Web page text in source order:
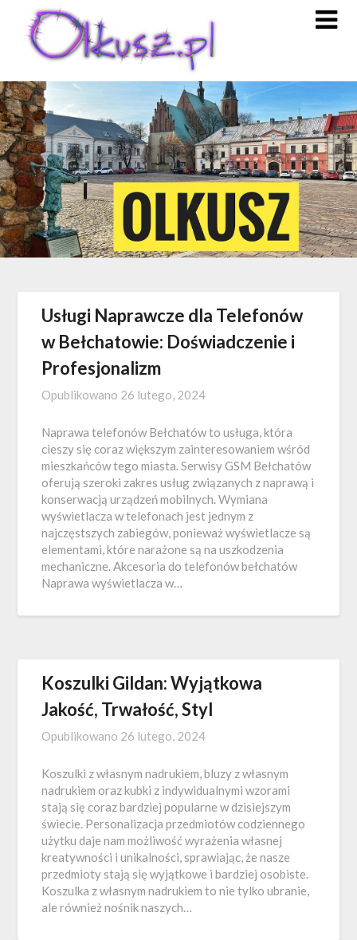
content
Usługi Naprawcze dla Telefonów
w Bełchatowie: Doświadczenie i
Profesjonalizm
Opublikowano 26 lutego, 2024
Naprawa telefonów Bełchatów to usługa, która
cieszy się coraz większym zainteresowaniem wśród
mieszkańców tego miasta. Serwisy GSM Bełchatów
oferują szeroki zakres usług związanych z naprawą i
konserwacją urządzeń mobilnych. Wymiana
wyświetlacza w telefonach jest jednym z
najczęstszych zabiegów, ponieważ wyświetlacze są
elementami, które narażone są na uszkodzenia
mechaniczne. Akcesoria do telefonów bełchatów
Naprawa wyświetlacza w…
Koszulki Gildan: Wyjątkowa
Jakość, Trwałość, Styl
Opublikowano 26 lutego, 2024
Koszulki z własnym nadrukiem, bluzy z własnym
nadrukiem oraz kubki z indywidualnymi wzorami
stają się coraz bardziej popularne w dzisiejszym
świecie. Personalizacja przedmiotów codziennego
użytku daje nam możliwość wyrażenia własnej
kreatywności i unikalności, sprawiając, że nasze
przedmioty stają się wyjątkowe i bardziej osobiste.
Koszulka z własnym nadrukiem to nie tylko ubranie,
ale również nośnik naszych…